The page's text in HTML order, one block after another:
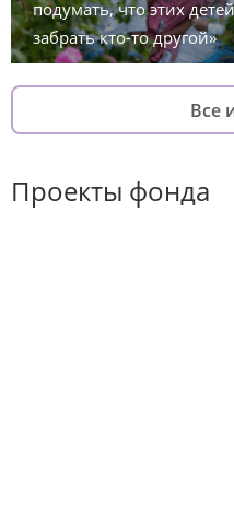
подумать, что этих
забрать кто-то другой»
Все
Проекты фонда